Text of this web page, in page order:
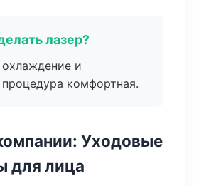
лазер?
и
процедура комфортная.
Уходовые
для лица